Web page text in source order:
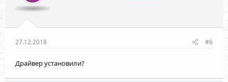
27.12.2018 #6
Драйвер установили?